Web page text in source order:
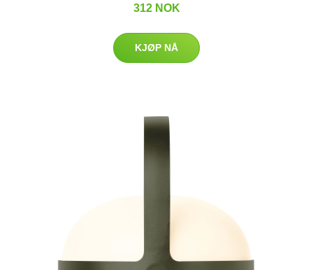
312 NOK
KJØP NÅ